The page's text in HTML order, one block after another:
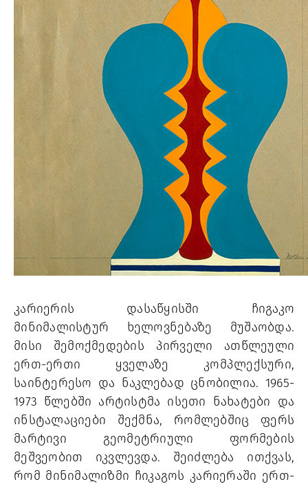
კარიერის დასაწყისში ჩიგაკო
მინიმალისტურ ხელოვნებაზე მუშაობდა.
მისი შემოქმედების პირველი ათწლეული
ერთ-ერთი ყველაზე კომპლექსური,
საინტერესო და ნაკლებად ცნობილია. 1965-
1973 წლებში არტისტმა ისეთი ნახატები და
ინსტალაციები შექმნა, რომლებშიც ფერს
მარტივი გეომეტრიული ფორმების
მეშვეობით იკვლევდა. შეიძლება ითქვას,
რომ მინიმალიზმი ჩიკაგოს კარიერაში ერთ-